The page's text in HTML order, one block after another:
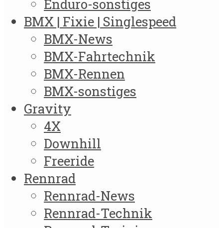
Enduro-sonstiges
BMX | Fixie | Singlespeed
BMX-News
BMX-Fahrtechnik
BMX-Rennen
BMX-sonstiges
Gravity
4X
Downhill
Freeride
Rennrad
Rennrad-News
Rennrad-Technik